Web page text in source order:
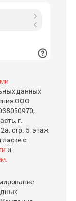
данных
ООО
г.
стр. 5, этаж
с
и